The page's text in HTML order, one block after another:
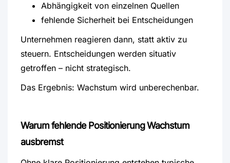
Abhängigkeit von einzelnen Quellen
fehlende Sicherheit bei Entscheidungen
Unternehmen reagieren dann, statt aktiv zu
steuern. Entscheidungen werden situativ
getroffen – nicht strategisch.
Das Ergebnis: Wachstum wird unberechenbar.
Warum fehlende Positionierung Wachstum
ausbremst